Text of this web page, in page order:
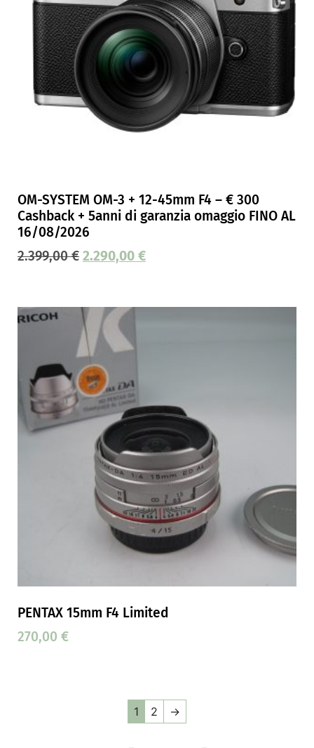
OM-SYSTEM OM-3 + 12-45mm F4 – € 300
Cashback + 5anni di garanzia omaggio FINO AL
16/08/2026
2.399,00€ 2.290,00 €
PENTAX 15mm F4 Limited
270,00 €
1 2 →